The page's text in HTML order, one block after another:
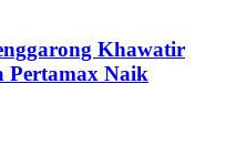
Khawatir
Pertamax Naik